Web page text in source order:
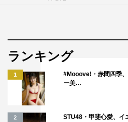
ME:Iチーム：RAN、KOKONA、
©日本テレビ
ランキング
1
#Mooove!・赤間四季
ー美…
2
STU48・甲斐心愛、イ